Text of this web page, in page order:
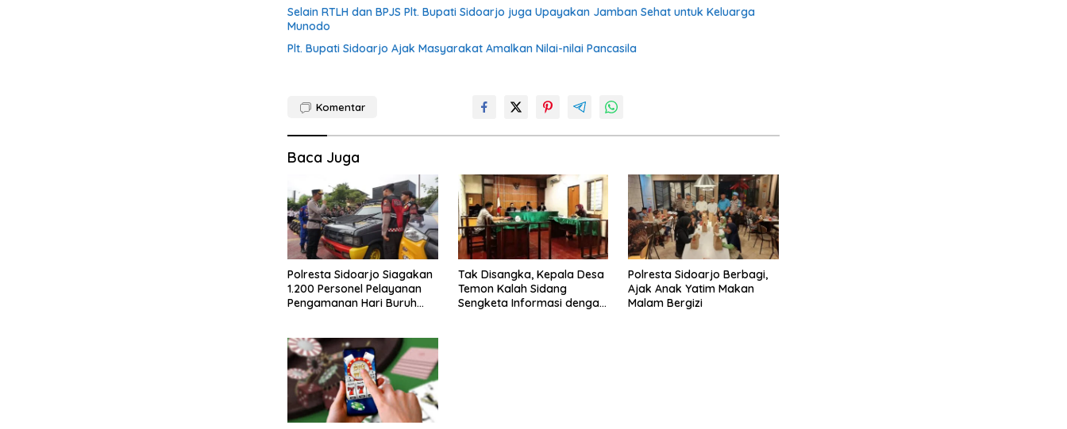
Selain RTLH dan BPJS Plt. Bupati Sidoarjo juga Upayakan Jamban Sehat untuk Keluarga
Munodo
Plt. Bupati Sidoarjo Ajak Masyarakat Amalkan Nilai-nilai Pancasila
Komentar
Baca Juga
Polresta Sidoarjo Siagakan
1.200 Personel Pelayanan
Pengamanan Hari Buruh
Tak Disangka, Kepala Desa
Temon Kalah Sidang
Sengketa Informasi dengan
Polresta Sidoarjo Berbagi,
Ajak Anak Yatim Makan
Malam Bergizi